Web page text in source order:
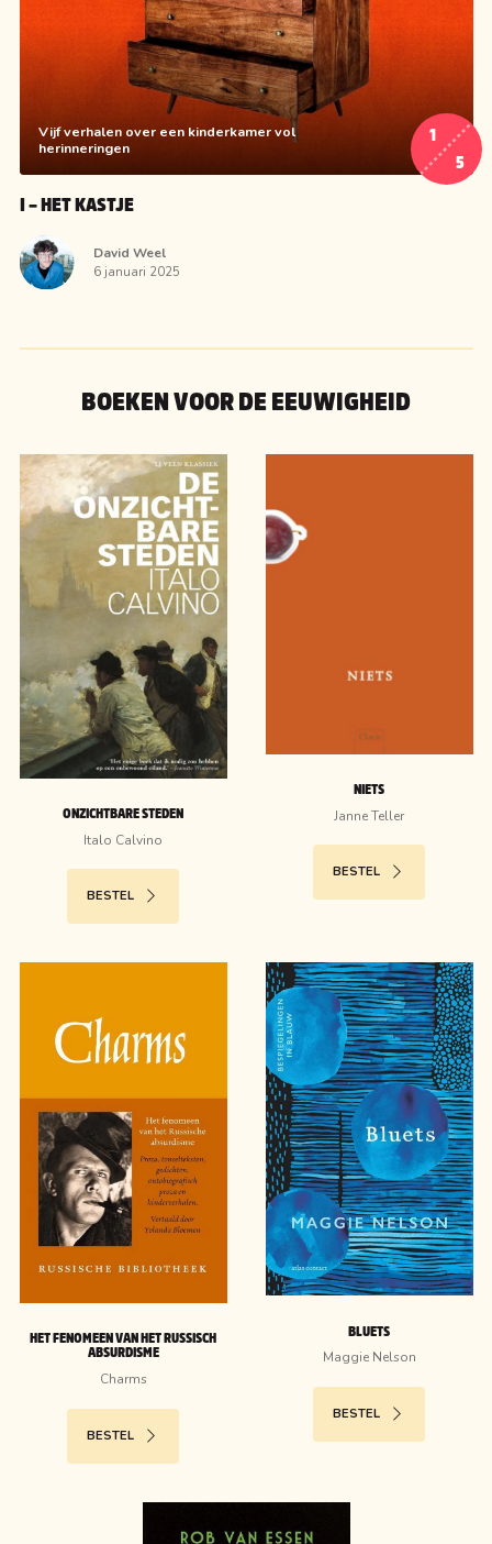
Vijf verhalen over een kinderkamer vol
herinneringen
1
5
I – HET KASTJE
David Weel
6 januari 2025
BOEKEN VOOR DE EEUWIGHEID
ONZICHTBARE STEDEN
Italo Calvino
BESTEL
NIETS
Janne Teller
BESTEL
HET FENOMEEN VAN HET RUSSISCH
ABSURDISME
Charms
BESTEL
BLUETS
Maggie Nelson
BESTEL